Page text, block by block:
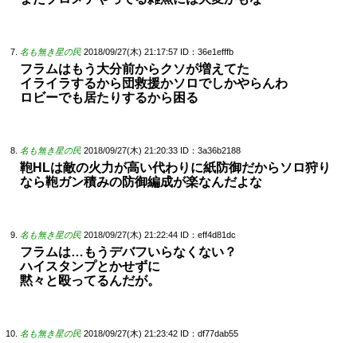
名も無き星の民 2018/09/27(木) 21:17:57 ID：36e1efffb
フラムはもう大分前からクソが増えてた
イライラするから団救援かソロでしかやらんわ
ロビーでも居たりするから困る
名も無き星の民 2018/09/27(木) 21:20:33 ID：3a36b2188
鞄HLは敵の火力が高い代わりに紙防御だからソロ狩り
なら鞄ガン積みの防御編成が楽なんだよな
名も無き星の民 2018/09/27(木) 21:22:44 ID：eff4d81dc
フラムは…もうデバフいらなくない？
ハイスタンプとかせずに
黙々と殴ってるんだが。
名も無き星の民 2018/09/27(木) 21:23:42 ID：df77dab55